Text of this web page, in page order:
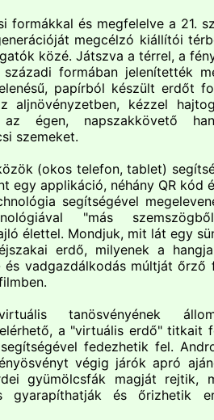
formákkal és megfelelve a 21.
megcélzó kiállítói
közé. Játszva a térrel, a
formában jelenítették
papírból készült erdőt
aljnövényzetben, kézzel
égen, napszakkövető
szemeket.
(okos telefon, tablet)
egy applikáció, néhány QR kód
segítségével
"más
élettel. Mondjuk, mit lát egy
erdő, milyenek a
vadgazdálkodás múltját őrző
tanösvényének
a "virtuális erdő" titkait
fedezhetik fel.
végig járók apró
gyümölcsfák magját rejtik,
és őrizhetik